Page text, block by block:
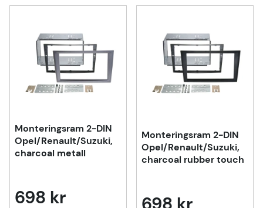
Monteringsram 2-DIN
Opel/Renault/Suzuki,
charcoal metall
698 kr
Monteringsram 2-DIN
Opel/Renault/Suzuki,
charcoal rubber touch